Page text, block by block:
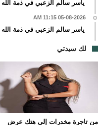
ياسر سالم الزعبي في ذمة الله
05-08-2026 11:15 AM
ياسر سالم الزعبي في ذمة الله
لك سيدتي
من تاجرة مخدرات إلى هتك عرض